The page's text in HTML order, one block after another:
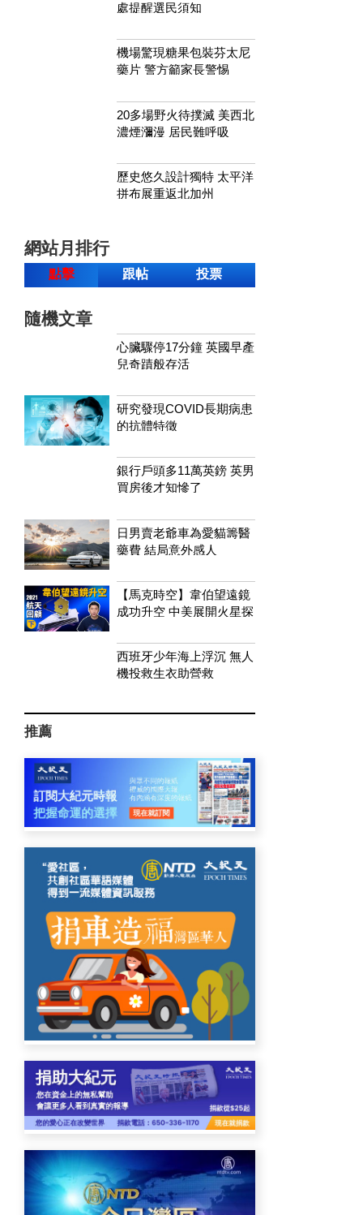
處提醒選民須知
機場驚現糖果包裝芬太尼
藥片 警方籲家長警惕
20多場野火待撲滅 美西北
濃煙瀰漫 居民難呼吸
歷史悠久設計獨特 太平洋
拼布展重返北加州
網站月排行
點擊 跟帖 投票
隨機文章
心臟驟停17分鐘 英國早產
兒奇蹟般存活
研究發現COVID長期病患
的抗體特徵
銀行戶頭多11萬英鎊 英男
買房後才知慘了
日男賣老爺車為愛貓籌醫
藥費 結局意外感人
【馬克時空】韋伯望遠鏡
成功升空 中美展開火星探
西班牙少年海上浮沉 無人
機投救生衣助營救
推薦